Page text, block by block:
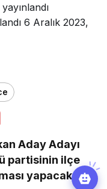
6 Aralık 2023,
Aday Adayı
partisinin ilçe
yapacak.